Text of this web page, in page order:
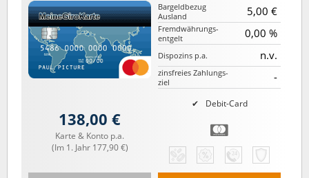
Debit-Card
Bargeld­bezug
Ausland
5,00 €
Fremd­währungs­
entgelt
0,00 %
Dispozins p.a. n.v.
zinsfreies Zahlungs­
ziel
-
138,00 €
Karte & Konto p.a.
(Im 1. Jahr 177,90 €)